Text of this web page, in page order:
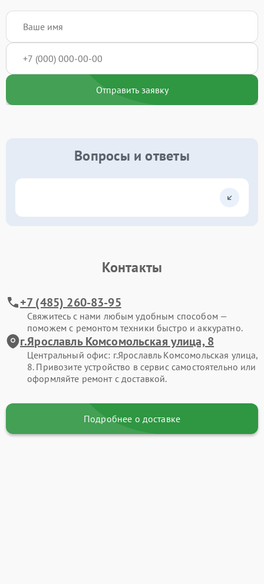
Отправить заявку
Вопросы и ответы
Контакты
+7 (485) 260-83-95
Свяжитесь с нами любым удобным способом —
поможем с ремонтом техники быстро и аккуратно.
г.Ярославль Комсомольская улица, 8
Центральный офис: г.Ярославль Комсомольская улица,
8. Привозите устройство в сервис самостоятельно или
оформляйте ремонт с доставкой.
Подробнее о доставке